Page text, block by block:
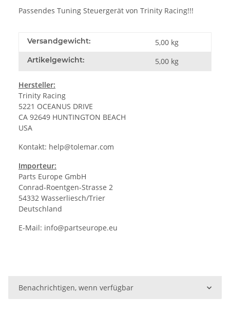
Passendes Tuning Steuergerät von Trinity Racing!!!
Versandgewicht: 5,00 kg
Artikelgewicht: 5,00 kg
Hersteller:
Trinity Racing
5221 OCEANUS DRIVE
CA 92649 HUNTINGTON BEACH
USA
Kontakt: help@tolemar.com
Importeur:
Parts Europe GmbH
Conrad-Roentgen-Strasse 2
54332 Wasserliesch/Trier
Deutschland
E-Mail: info@partseurope.eu
Benachrichtigen, wenn verfügbar